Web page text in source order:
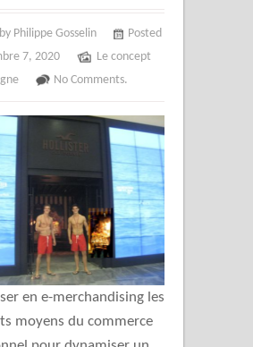
Philippe Gosselin
Posted
7, 2020
Le concept
No Comments.
en e-merchandising les
moyens du commerce